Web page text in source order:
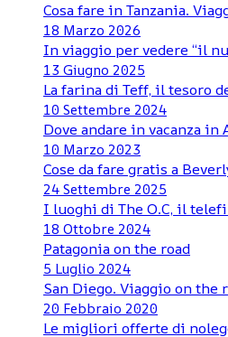
Cosa fare in Tanzania.
18 Marzo 2026
In viaggio per vedere “il
13 Giugno 2025
La farina di Teff, il tesoro
10 Settembre 2024
Dove andare in vacanza
10 Marzo 2023
Cose da fare gratis a
24 Settembre 2025
I luoghi di The O.C, il
18 Ottobre 2024
Patagonia on the road
5 Luglio 2024
San Diego. Viaggio on the
20 Febbraio 2020
Le migliori offerte di